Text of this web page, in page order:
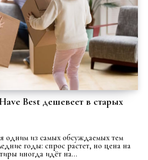
Best дешевеет в старых
одним из самых обсуждаемых тем
годы: спрос растет, но цена на
иногда идёт на...